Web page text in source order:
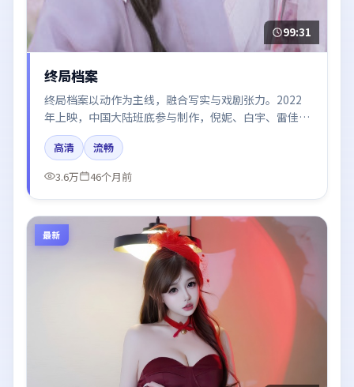
99:31
终局档案
终局档案以动作为主线，融合写实与戏剧张力。2022
年上映，中国大陆班底参与制作，倪妮、白宇、雷佳
音、朱一龙在片中呈现细腻表演，影像风格统一，配乐
与剪辑强化了情绪曲线。
高清
流畅
3.6万
46个月前
最新